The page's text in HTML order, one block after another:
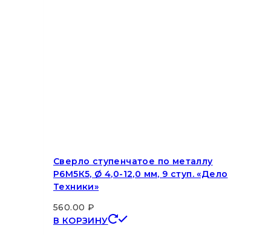
Сверло ступенчатое по металлу
Р6М5К5, Ø 4,0-12,0 мм, 9 ступ. «Дело
Техники»
560.00 ₽
В КОРЗИНУ